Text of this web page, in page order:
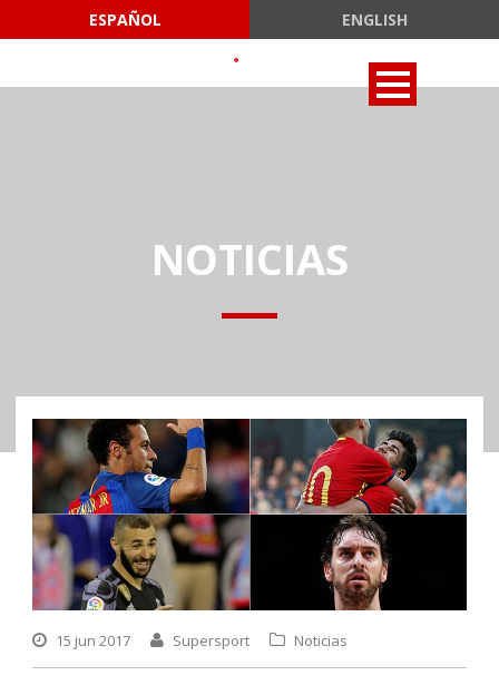
ESPAÑOL ENGLISH
NOTICIAS
15 jun 2017 Supersport Noticias